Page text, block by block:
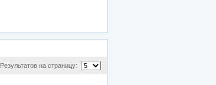
Результатов на страницу: